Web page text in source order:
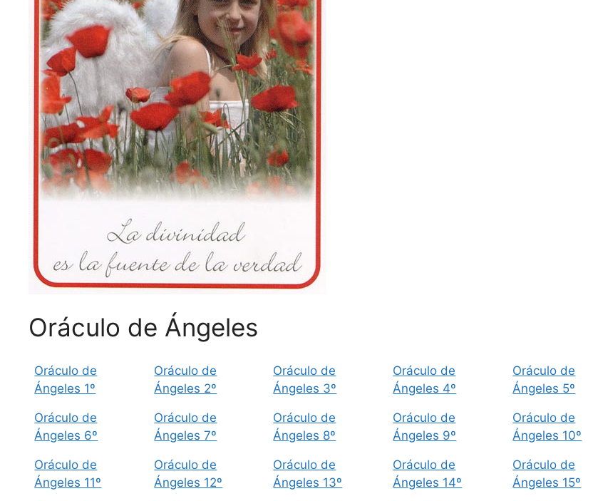
Oráculo de Ángeles
Oráculo de
Ángeles 1º
Oráculo de
Ángeles 2º
Oráculo de
Ángeles 3º
Oráculo de
Ángeles 4º
Oráculo de
Ángeles 5º
Oráculo de
Ángeles 6º
Oráculo de
Ángeles 7º
Oráculo de
Ángeles 8º
Oráculo de
Ángeles 9º
Oráculo de
Ángeles 10º
Oráculo de
Ángeles 11º
Oráculo de
Ángeles 12º
Oráculo de
Ángeles 13º
Oráculo de
Ángeles 14º
Oráculo de
Ángeles 15º